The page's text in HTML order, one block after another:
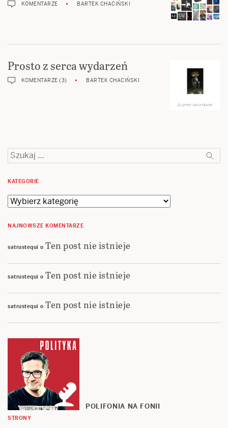
KOMENTARZE BARTEK CHACIŃSKI
Prosto z serca wydarzeń
KOMENTARZE (3) BARTEK CHACIŃSKI
Szukaj:
KATEGORIE
Kategorie
NAJNOWSZE KOMENTARZE
satrustequi o Ten post nie istnieje
satrustequi o Ten post nie istnieje
satrustequi o Ten post nie istnieje
POLIFONIA NA FONII
STRONY